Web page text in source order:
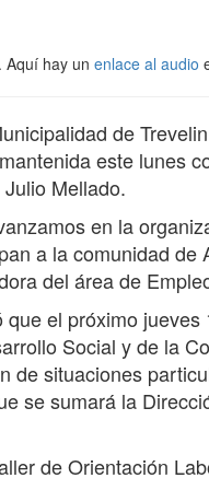
Aquí hay un enlace al audio
de
este lunes
Mellado.
en la
a la comunidad de
del área de
el próximo
Social y de la
de situaciones
se sumará la
de Orientación